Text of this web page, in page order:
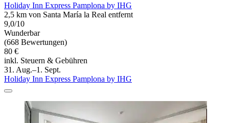
Holiday Inn Express Pamplona by IHG
2,5 km von Santa María la Real entfernt
9,0/10
Wunderbar
(668 Bewertungen)
80 €
inkl. Steuern & Gebühren
31. Aug.–1. Sept.
Holiday Inn Express Pamplona by IHG